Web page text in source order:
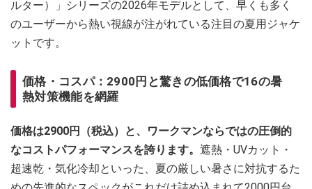
ルター）」シリーズの2026年モデルとして、早くも多く
のユーザーから熱い視線が注がれている注目の夏用ジャケ
ットです。
価格・コスパ：2900円と驚きの低価格で16の暑
熱対策機能を網羅
価格は2900円（税込）と、ワークマンならではの圧倒的
なコストパフォーマンスを誇ります。 遮熱・UVカット・
超速乾・気化冷却といった、夏の厳しい暑さに対抗するた